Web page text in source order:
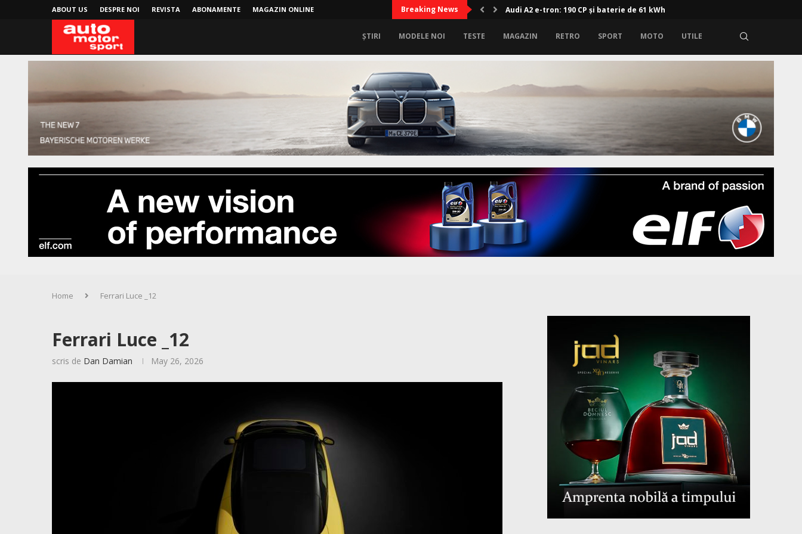
ABOUT US DESPRE NOI REVISTA ABONAMENTE MAGAZIN ONLINE Breaking News Audi A2 e-tron: 190 CP și baterie de 61 kWh
ȘTIRI MODELE NOI TESTE MAGAZIN RETRO SPORT MOTO UTILE
Home Ferrari Luce _12
Ferrari Luce _12
scris de Dan Damian May 26, 2026